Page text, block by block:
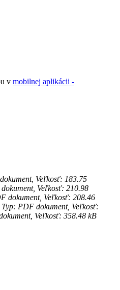
v mobilnej aplikácii -
Veľkosť: 183.75
Veľkosť: 210.98
dokument, Veľkosť: 208.46
Typ: PDF dokument, Veľkosť:
Veľkosť: 358.48 kB